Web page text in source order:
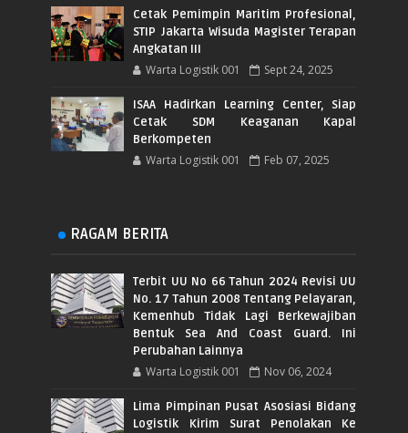
Cetak Pemimpin Maritim Profesional,
STIP Jakarta Wisuda Magister Terapan
Angkatan III
Warta Logistik 001 Sept 24, 2025
ISAA Hadirkan Learning Center, Siap
Cetak SDM Keaganan Kapal
Berkompeten
Warta Logistik 001 Feb 07, 2025
RAGAM BERITA
Terbit UU No 66 Tahun 2024 Revisi UU
No. 17 Tahun 2008 Tentang Pelayaran,
Kemenhub Tidak Lagi Berkewajiban
Bentuk Sea And Coast Guard. Ini
Perubahan Lainnya
Warta Logistik 001 Nov 06, 2024
Lima Pimpinan Pusat Asosiasi Bidang
Logistik Kirim Surat Penolakan Ke